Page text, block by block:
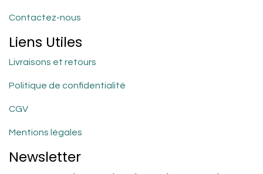
Contactez-nous
Liens Utiles
Livraisons et retours
Politique de confidentialité
CGV
Mentions légales
Newsletter